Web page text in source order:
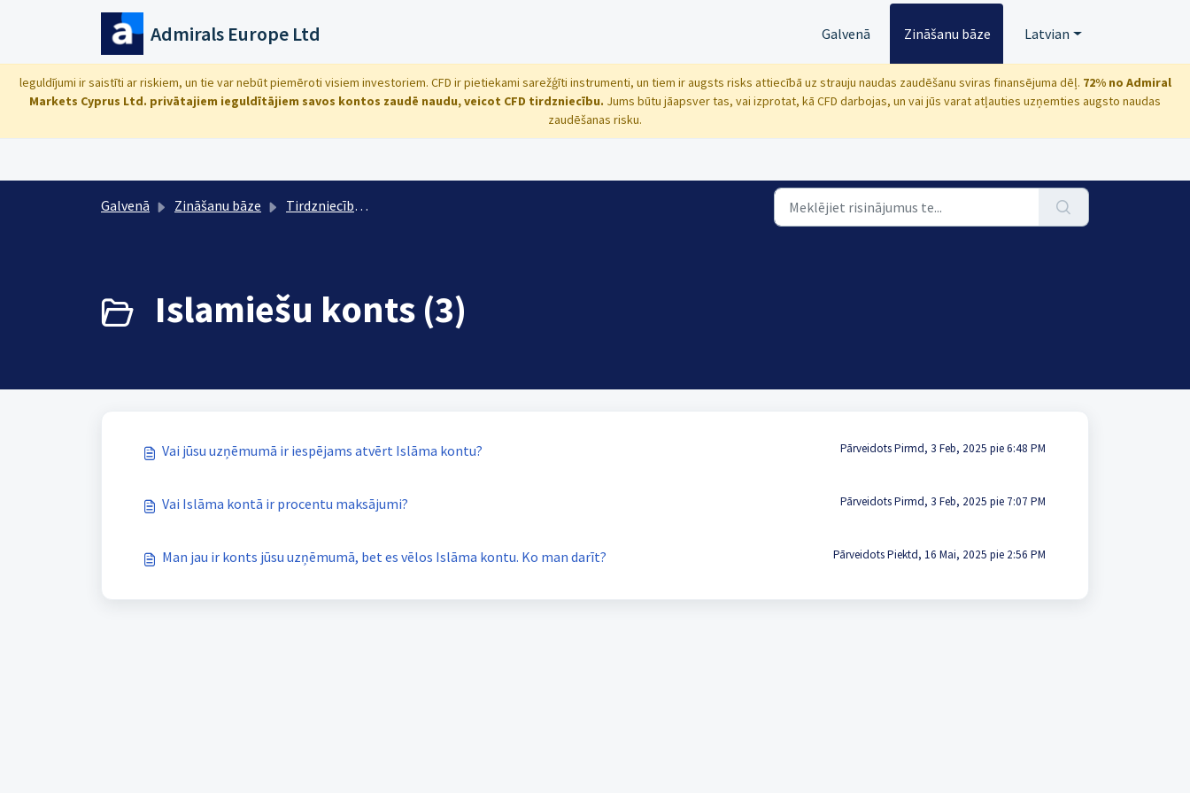
Uz galveno saturu
Admirals Europe Ltd Galvenā Zināšanu bāze Latvian
leguldījumi ir saistīti ar riskiem, un tie var nebūt piemēroti visiem investoriem. CFD ir pietiekami sarežģīti instrumenti, un tiem ir augsts risks attiecībā uz strauju naudas zaudēšanu sviras finansējuma dēļ. 72% no Admiral
Markets Cyprus Ltd. privātajiem ieguldītājiem savos kontos zaudē naudu, veicot CFD tirdzniecību. Jums būtu jāapsver tas, vai izprotat, kā CFD darbojas, un vai jūs varat atļauties uzņemties augsto naudas
zaudēšanas risku.
Galvenā Zināšanu bāze Tirdzniecība: instrumenti, kalkulācijas, nosacījumi
Islamiešu konts (3)
Vai jūsu uzņēmumā ir iespējams atvērt Islāma kontu? Pārveidots Pirmd, 3 Feb, 2025 pie 6:48 PM
Vai Islāma kontā ir procentu maksājumi? Pārveidots Pirmd, 3 Feb, 2025 pie 7:07 PM
Man jau ir konts jūsu uzņēmumā, bet es vēlos Islāma kontu. Ko man darīt? Pārveidots Piektd, 16 Mai, 2025 pie 2:56 PM